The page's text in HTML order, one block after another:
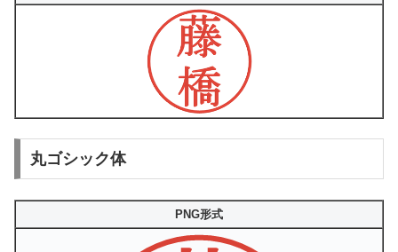
丸ゴシック体
PNG形式